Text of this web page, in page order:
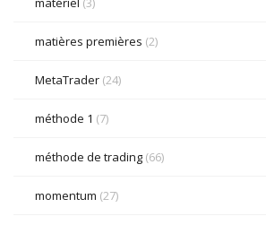
matières premières (2)
MetaTrader (24)
méthode 1 (7)
méthode de trading (66)
momentum (27)